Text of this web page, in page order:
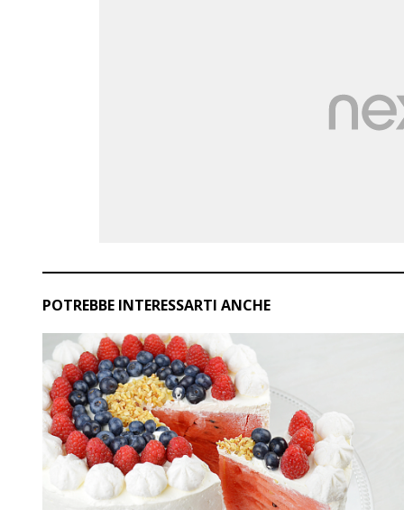
POTREBBE INTERESSARTI ANCHE